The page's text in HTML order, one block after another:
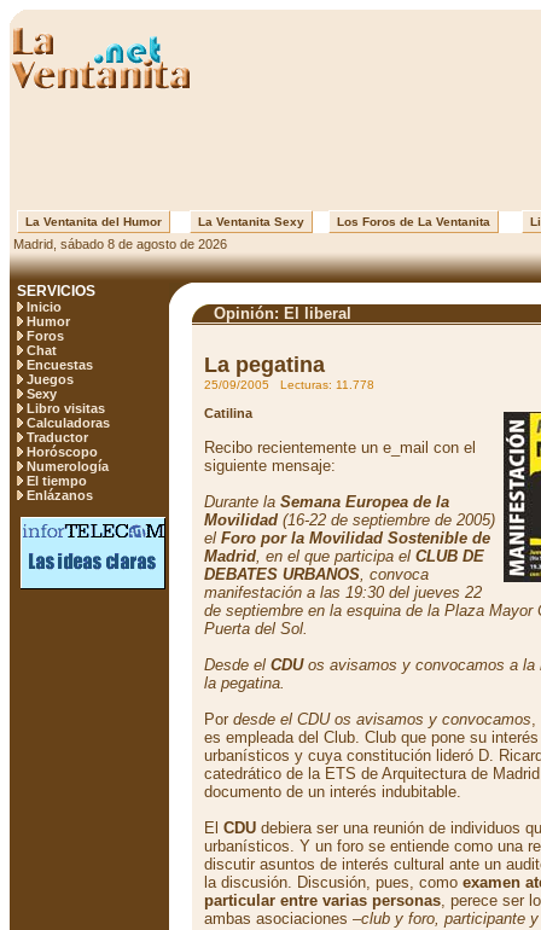
La Ventanita del Humor La Ventanita Sexy Los Foros de La Ventanita
Madrid, sábado 8 de agosto de 2026
SERVICIOS
Inicio
Humor
Foros
Chat
Encuestas
Juegos
Sexy
Libro visitas
Calculadoras
Traductor
Horóscopo
Numerología
El tiempo
Enlázanos
Opinión: El liberal
La pegatina
25/09/2005 Lecturas: 11.778
Catilina
Recibo recientemente un e_mail con el
siguiente mensaje:
Durante la Semana Europea de la
Movilidad (16-22 de septiembre de 2005)
el Foro por la Movilidad Sostenible de
Madrid, en el que participa el CLUB DE
DEBATES URBANOS, convoca
manifestación a las 19:30 del jueves 22
de septiembre en la esquina de la Plaza Mayor
Puerta del Sol.
Desde el CDUos avisamos y convocamos a la
la pegatina.
Por desde el CDU os avisamos y convocamos,
es empleada del Club. Club que pone su
urbanísticos y cuya constitución lideró D.
catedrático de la ETS de Arquitectura de
documento de un interés indubitable.
El CDU debiera ser una reunión de individuos
urbanísticos. Y un foro se entiende como una
discutir asuntos de interés cultural ante un
la discusión. Discusión, pues, como examen
particular entre varias personas, perece ser
ambas asociaciones –club y foro, participante